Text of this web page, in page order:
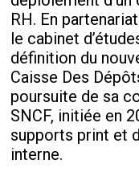
RH. En
le cabinet
définition du
Caisse Des
poursuite de sa
SNCF, initiée en
supports print et
interne.